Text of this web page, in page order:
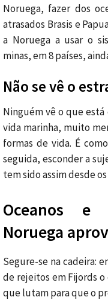
Noruega, fazer dos
atrasados Brasis e
a Noruega a usar o
minas, em 8 países,
Não se vê o
Ninguém vê o que está
vida marinha, muito
formas de vida. É
seguida, esconder a
tem sido assim desde
Oceanos e
Noruega
Segure-se na cadeira:
de rejeitos em Fijords
que lutam para que o